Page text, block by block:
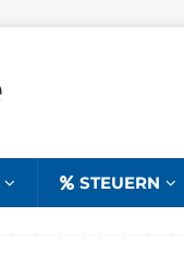
STEUERN